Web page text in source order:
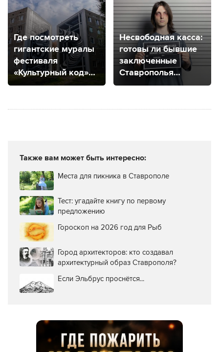
Где посмотреть
гигантские муралы
фестиваля
«Культурный код»
в Солнечнодольске
Несвободная касса:
готовы ли бывшие
заключенные
Ставрополья
исправиться
в общество?
Также вам может быть интересно:
Места для пикника в Ставрополе
Тест: угадайте книгу по первому
предложению
Гороскоп на 2026 год для Рыб
Город архитекторов: кто создавал
архитектурный образ Ставрополя?
Если Эльбрус проснётся...